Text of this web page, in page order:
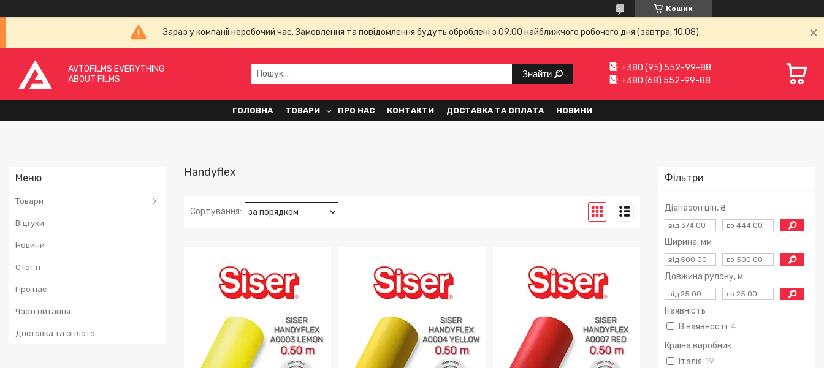
Кошик
Зараз у компанії неробочий час. Замовлення та повідомлення будуть оброблені з 09:00 найближчого робочого дня (завтра, 10.08).
AVTOFILMS EVERYTHING
ABOUT FILMS
Знайти
+380 (95) 552-99-88
+380 (68) 552-99-88
ГОЛОВНА ТОВАРИ ПРО НАС КОНТАКТИ ДОСТАВКА ТА ОПЛАТА НОВИНИ
Товари
Відгуки
Новини
Статті
Про нас
Часті питання
Доставка та оплата
Фільтри
Діапазон цін, ₴
Ширина, мм
Довжина рулону, м
Наявність
В наявності 4
Країна виробник
Італія 19
Handyflex